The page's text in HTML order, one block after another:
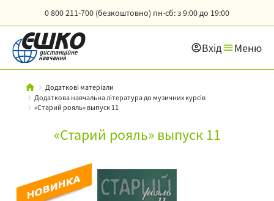
0 800 211-700 (безкоштовно) пн-сб: з 9:00 до 19:00
Вхід Меню
Додаткові матеріали
Додаткова навчальна література до музичних курсів
«Старий рояль» выпуск 11
«Старий рояль» выпуск 11